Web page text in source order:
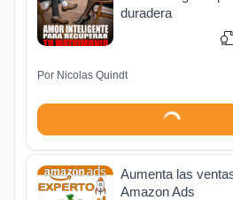
duradera
Por Nicolas Quindt
Aumenta las
Amazon Ads